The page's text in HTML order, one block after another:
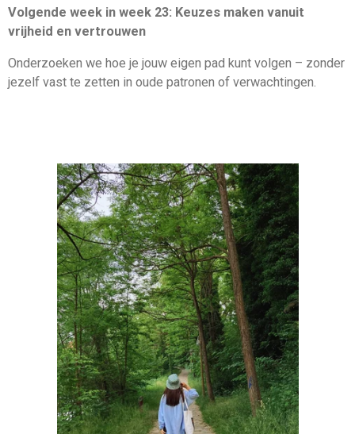
Volgende week in week 23: Keuzes maken vanuit
vrijheid en vertrouwen
Onderzoeken we hoe je jouw eigen pad kunt volgen – zonder
jezelf vast te zetten in oude patronen of verwachtingen.